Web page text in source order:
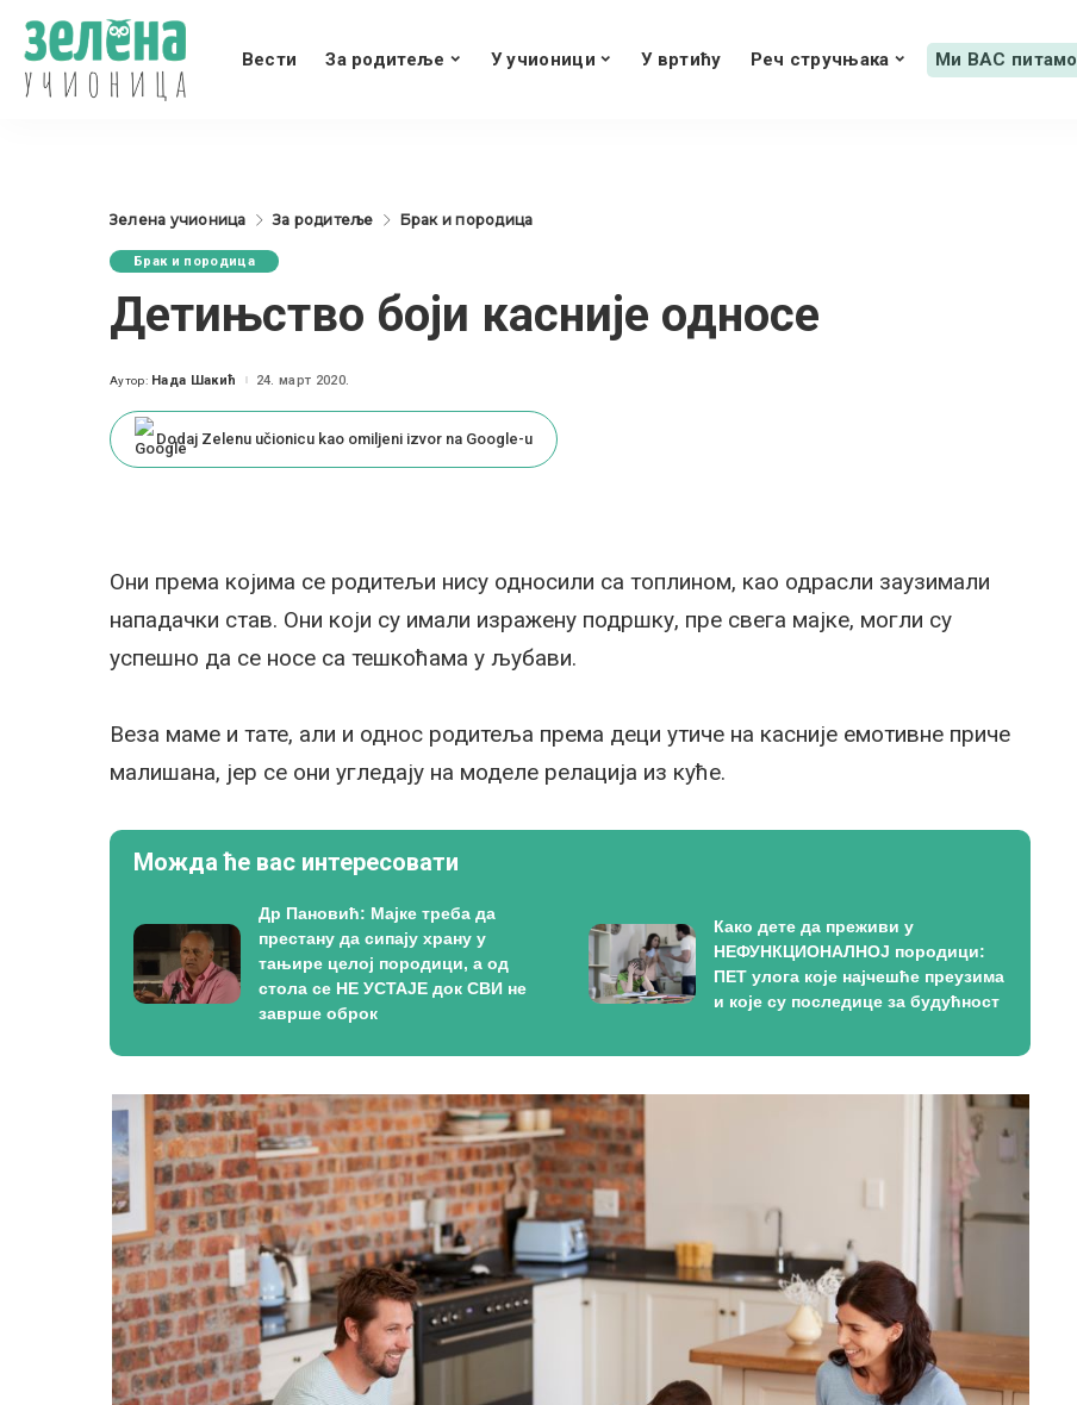
Вести За родитеље У учионици У вртићу Реч стручњака Ми ВАС питамо
Зелена учионица За родитеље Брак и породица
Брак и породица
Детињство боји касније односе
Posted
Аутор: Нада Шакић 24. март 2020.
Dodaj Zelenu učionicu kao omiljeni izvor na Google-u
Они према којима се родитељи нису односили са топлином, као одрасли заузимали
нападачки став. Они који су имали изражену подршку, пре свега мајке, могли су
успешно да се носе са тешкоћама у љубави.
Веза маме и тате, али и однос родитеља према деци утиче на касније емотивне приче
малишана, јер се они угледају на моделе релација из куће.
Можда ће вас интересовати
Др Пановић: Мајке треба да
престану да сипају храну у
тањире целој породици, а од
стола се НЕ УСТАЈЕ док СВИ не
заврше оброк
Како дете да преживи у
НЕФУНКЦИОНАЛНОЈ породици:
ПЕТ улога које најчешће преузима
и које су последице за будућност